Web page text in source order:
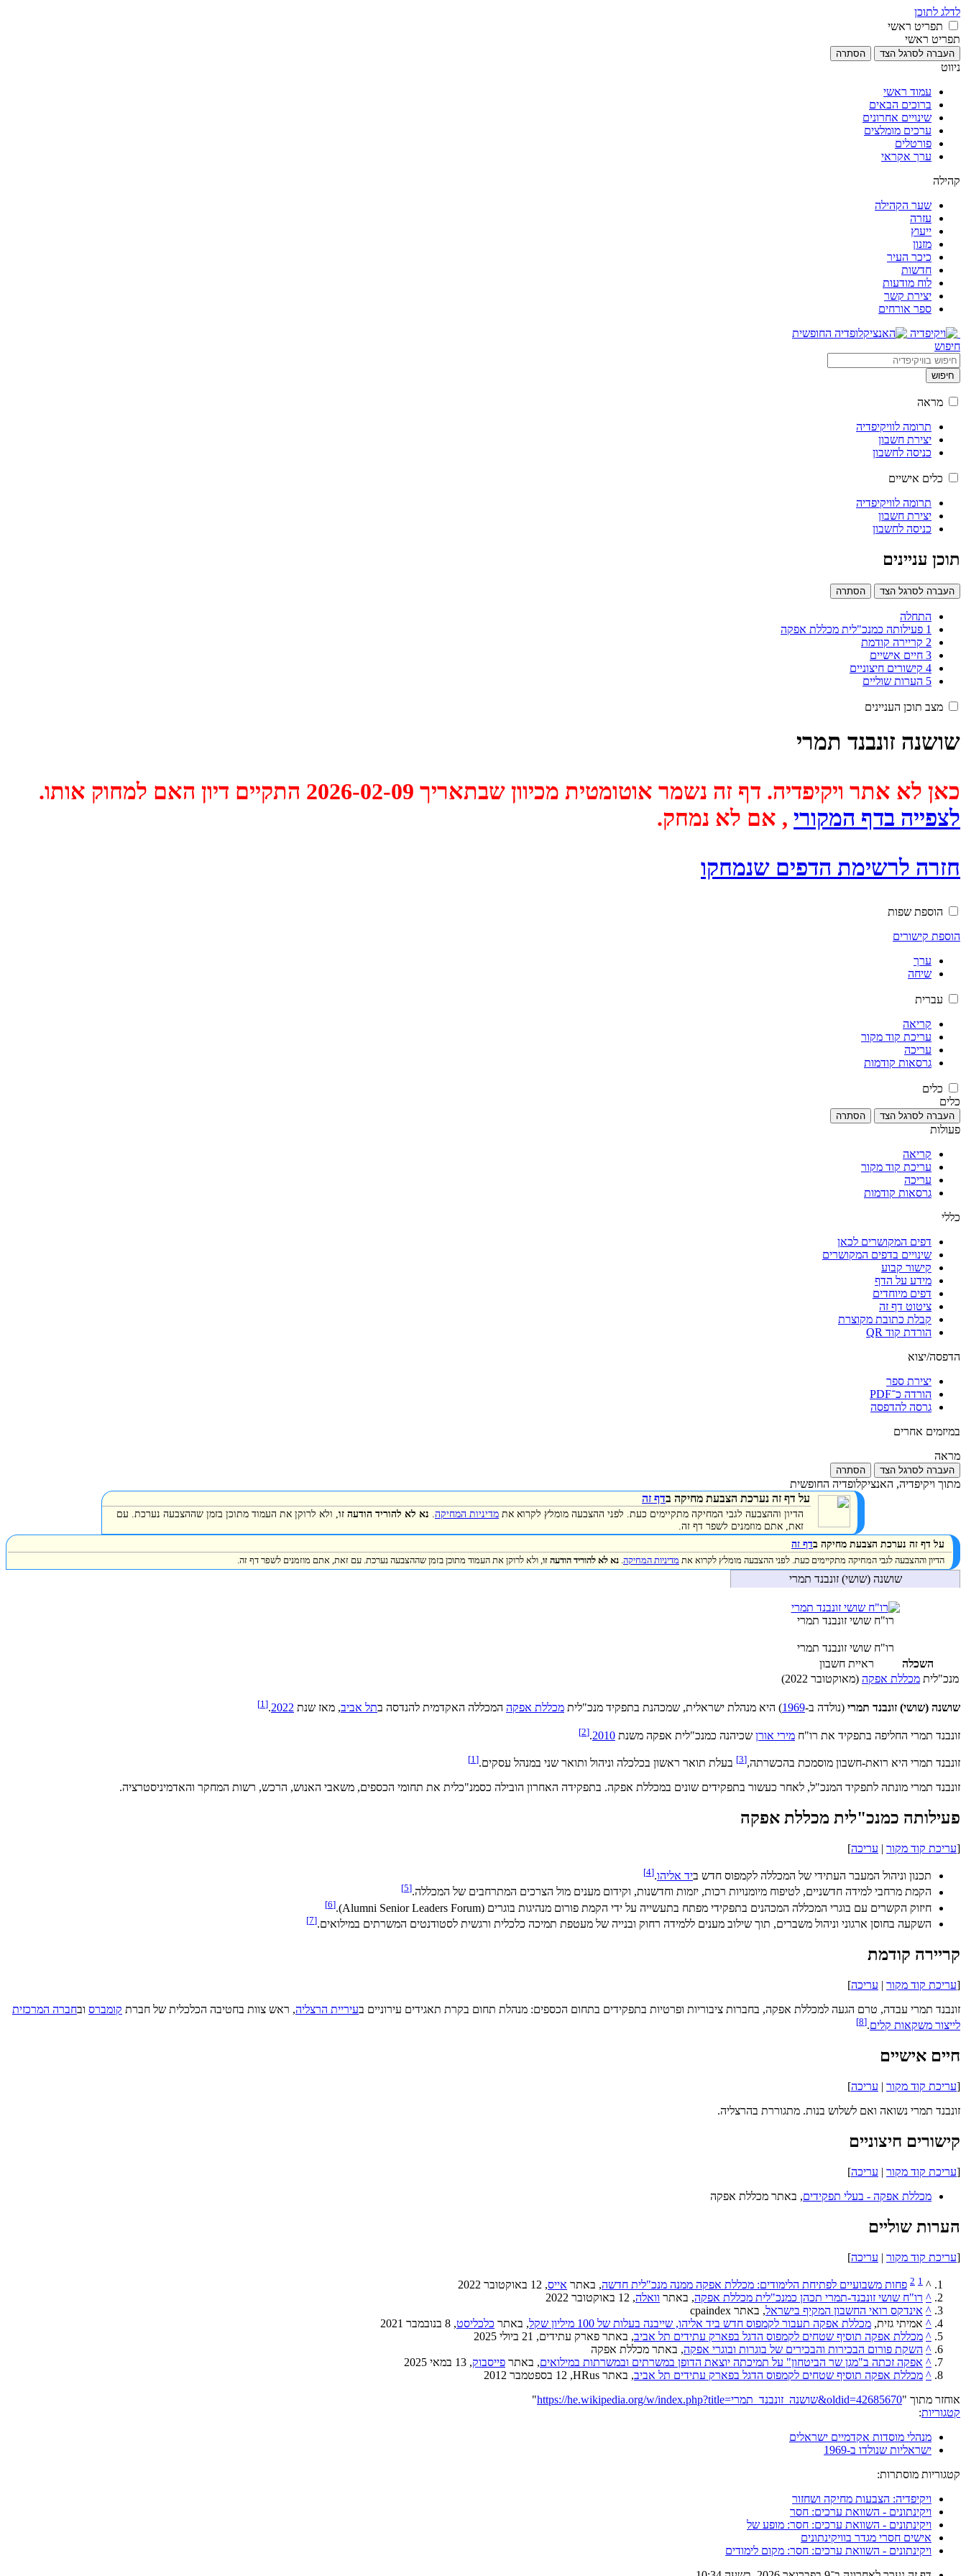
לדלג לתוכן
תפריט ראשי
תפריט ראשי
העברה לסרגל הצד הסתרה
ניווט
עמוד ראשי
ברוכים הבאים
שינויים אחרונים
ערכים מומלצים
פורטלים
ערך אקראי
קהילה
שער הקהילה
עזרה
ייעוץ
מזנון
כיכר העיר
חדשות
לוח מודעות
יצירת קשר
ספר אורחים
חיפוש
חיפוש
מראה
תרומה לוויקיפדיה
יצירת חשבון
כניסה לחשבון
כלים אישיים
תרומה לוויקיפדיה
יצירת חשבון
כניסה לחשבון
תוכן עניינים
העברה לסרגל הצד הסתרה
התחלה
1 פעילותה כמנכ"לית מכללת אפקה
2 קריירה קודמת
3 חיים אישיים
4 קישורים חיצוניים
5 הערות שוליים
מצב תוכן העניינים
שושנה זונבנד תמרי
כאן לא אתר ויקיפדיה. דף זה נשמר אוטומטית מכיוון שבתאריך 2026-02-09 התקיים דיון האם למחוק אותו.
לצפייה בדף המקורי , אם לא נמחק.
חזרה לרשימת הדפים שנמחקו
הוספת שפות
הוספת קישורים
ערך
שיחה
עברית
קריאה
עריכת קוד מקור
עריכה
גרסאות קודמות
כלים
כלים
העברה לסרגל הצד הסתרה
פעולות
קריאה
עריכת קוד מקור
עריכה
גרסאות קודמות
כללי
דפים המקושרים לכאן
שינויים בדפים המקושרים
קישור קבוע
מידע על הדף
דפים מיוחדים
ציטוט דף זה
קבלת כתובת מקוצרת
הורדת קוד QR
הדפסה/יצוא
יצירת ספר
הורדה כ־PDF
גרסה להדפסה
במיזמים אחרים
מראה
העברה לסרגל הצד הסתרה
מתוך ויקיפדיה, האנציקלופדיה החופשית
על דף זה נערכת הצבעת מחיקה בדף זה
הדיון וההצבעה לגבי המחיקה מתקיימים כעת. לפני ההצבעה מומלץ לקרוא את מדיניות המחיקה. נא לא להוריד הודעה זו, ולא לרוקן את העמוד מתוכן בזמן שההצבעה נערכת. עם
זאת, אתם מוזמנים לשפר דף זה.
על דף זה נערכת הצבעת מחיקה בדף זה
הדיון וההצבעה לגבי המחיקה מתקיימים כעת. לפני ההצבעה מומלץ לקרוא את מדיניות המחיקה. נא לא להוריד הודעה זו, ולא לרוקן את העמוד מתוכן בזמן שההצבעה נערכת. עם זאת, אתם מוזמנים לשפר דף זה.
שושנה (שושי) זונבנד תמרי
רו"ח שושי זונבנד תמרי
רו"ח שושי זונבנד תמרי
השכלה
ראיית חשבון
מנכ"לית מכללת אפקה (מאוקטובר 2022)
שושנה (שושי) זונבנד תמרי (נולדה ב-1969) היא מנהלת ישראלית, שמכהנת בתפקיד מנכ"לית מכללת אפקה המכללה האקדמית להנדסה בתל אביב, מאז שנת 2022
.
[
1
]
זונבנד תמרי החליפה בתפקיד את רו"ח מירי אורן שכיהנה כמנכ"לית אפקה משנת 2010
.
[
2
]
זונבנד תמרי היא רואת-חשבון מוסמכת בהכשרתה,[
3
] בעלת תואר ראשון בכלכלה וניהול ותואר שני במנהל עסקים.[
1
]
זונבנד תמרי מונתה לתפקיד המנכ"ל, לאחר כעשור בתפקידים שונים במכללת אפקה. בתפקידה האחרון הובילה כסמנ"כלית את תחומי הכספים, משאבי האנוש, הרכש, רשות המחקר והאדמיניסטרציה.
פעילותה כמנכ"לית מכללת אפקה
[עריכת קוד מקור | עריכה]
תכנון וניהול המעבר העתידי של המכללה לקמפוס חדש ביד אליהו.
[
4
]
הקמת מרחבי למידה חדשניים, לטיפוח מיומנויות רכות, יזמות וחדשנות, וקידום מענים מול הצרכים המתרחבים של המכללה.[
5
]
חיזוק הקשרים עם בוגרי המכללה המכהנים בתפקידי מפתח בתעשייה על ידי הקמת פורום מנהיגות בוגרים (Alumni Senior Leaders Forum). [
6
]
השקעה בחוסן ארגוני וניהול משברים, תוך שילוב מענים ללמידה רחוק ובנייה של מעטפת תמיכה כלכלית ורגשית לסטודנטים המשרתים במילואים.[
7
]
קריירה קודמת
[עריכת קוד מקור | עריכה]
זונבנד תמרי עבדה, טרם הגעה למכללת אפקה, בחברות ציבוריות ופרטיות בתפקידים בתחום הכספים: מנהלת תחום בקרת תאגידים עירוניים בעיריית הרצליה, ראש צוות בחטיבה הכלכלית של חברת קומברס ובחברה המרכזית
לייצור משקאות קלים.
[
8
]
חיים אישיים
[עריכת קוד מקור | עריכה]
זונבנד תמרי נשואה ואם לשלוש בנות. מתגוררת בהרצליה.
קישורים חיצוניים
[עריכת קוד מקור | עריכה]
מכללת אפקה - בעלי תפקידים, באתר מכללת אפקה
הערות שוליים
[עריכת קוד מקור | עריכה]
^
1
2 פחות משבועיים לפתיחת הלימודים: מכללת אפקה ממנה מנכ"לית חדשה, באתר אייס, 12 באוקטובר 2022
^ רו"ח שושי זונבנד-תמרי תכהן כמנכ"לית מכללת אפקה, באתר וואלה, 12 באוקטובר 2022
^ אינדקס רואי החשבון המקיף בישראל, באתר cpaindex
^ אמיתי גזית, מכללת אפקה תעבור לקמפוס חדש ביד אליהו, שייבנה בעלות של 100 מיליון שקל , באתר כלכליסט, 8 בנובמבר 2021
^ מכללת אפקה תוסיף שטחים לקמפוס הדגל בפארק עתידים תל אביב, באתר פארק עתידים, ‏21 ביולי 2025
^ השקת פורום הבכירות והבכירים של בוגרות ובוגרי אפקה, באתר מכללת אפקה
^ אפקה זכתה ב"מגן שר הביטחון" על תמיכתה יוצאת הדופן במשרתים ובמשרתות במילואים, באתר פייסבוק, ‏13 במאי 2025
^ מכללת אפקה תוסיף שטחים לקמפוס הדגל בפארק עתידים תל אביב, באתר HRus, ‏12 בספטמבר 2012
אוחזר מתוך "https://he.wikipedia.org/w/index.php?title=שושנה_זונבנד_תמרי&oldid=42685670
"
קטגוריות:
מנהלי מוסדות אקדמיים ישראלים
ישראליות שנולדו ב-1969
קטגוריות מוסתרות:
ויקיפדיה: הצבעות מחיקה ושחזור
ויקינתונים - השוואת ערכים: חסר
ויקינתונים - השוואת ערכים: חסר: מופע של
אישים חסרי מגדר בוויקינתונים
ויקינתונים - השוואת ערכים: חסר: מקום לימודים